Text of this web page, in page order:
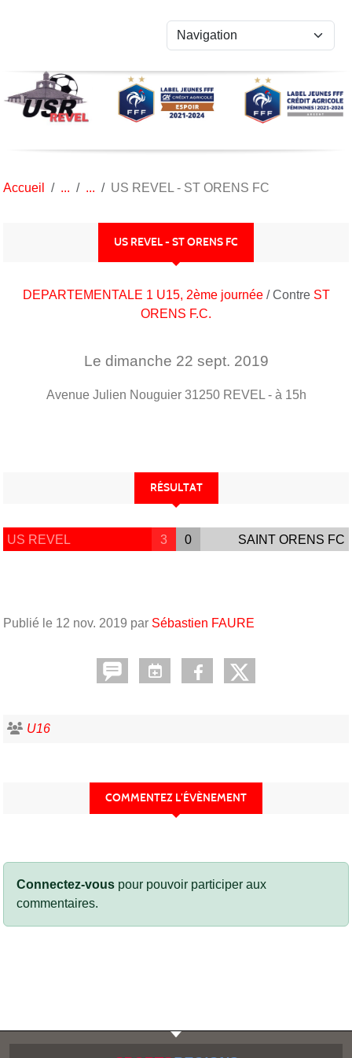
Accueil US REVEL - ST ORENS FC
US REVEL - ST ORENS FC
DEPARTEMENTALE 1 U15, 2ème journée / Contre ST
ORENS F.C.
Le dimanche 22 sept. 2019
Avenue Julien Nouguier 31250 REVEL - à 15h
RÉSULTAT
US REVEL 3 0 SAINT ORENS FC
Publié le 12 nov. 2019 par Sébastien FAURE
U16
COMMENTEZ L’ÉVÈNEMENT
Connectez-vous pour pouvoir participer aux
commentaires.